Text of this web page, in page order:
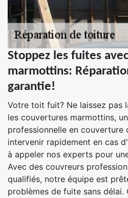
Stoppez les fuites
marmottins:
garantie!
Votre toit fuit? Ne laissez pas
les couvertures marmottins,
professionnelle en couverture
intervenir rapidement en cas
à appeler nos experts pour
Avec des couvreurs
qualifiés, notre équipe est
problèmes de fuite sans